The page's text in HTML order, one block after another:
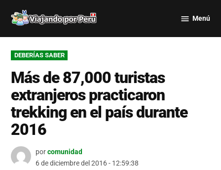
por Perú
Menú
PUBLICADO
EN
DEBERÍAS SABER
Más de 87,000 turistas
extranjeros practicaron
trekking en el país durante
2016
porcomunidad
6 de diciembre del 2016 - 12:59:38